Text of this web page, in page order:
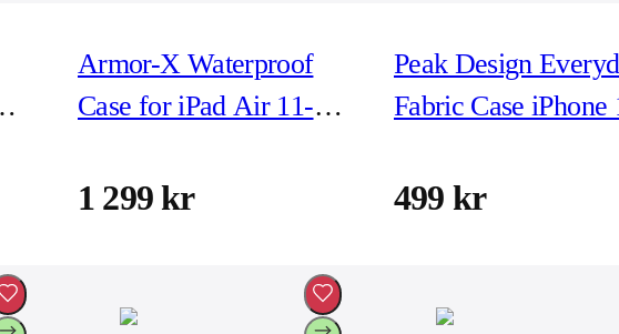
Armor-X Waterproof
Case for iPad Air 11-
1 299 kr
Peak Design
Fabric Case iPhone
499 kr